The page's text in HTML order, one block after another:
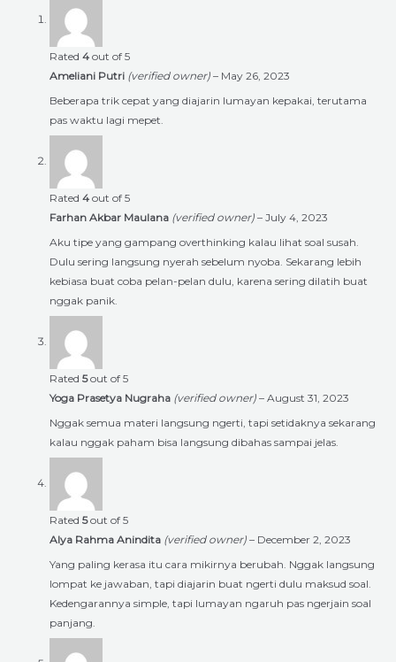
Rated 4 out of 5
Ameliani Putri (verified owner) – May 26, 2023
Beberapa trik cepat yang diajarin lumayan kepakai, terutama
pas waktu lagi mepet.
Rated 4 out of 5
Farhan Akbar Maulana (verified owner) – July 4, 2023
Aku tipe yang gampang overthinking kalau lihat soal susah.
Dulu sering langsung nyerah sebelum nyoba. Sekarang lebih
kebiasa buat coba pelan-pelan dulu, karena sering dilatih buat
nggak panik.
Rated 5out of 5
Yoga Prasetya Nugraha (verified owner) – August 31, 2023
Nggak semua materi langsung ngerti, tapi setidaknya sekarang
kalau nggak paham bisa langsung dibahas sampai jelas.
Rated 5out of 5
Alya Rahma Anindita (verified owner) – December 2, 2023
Yang paling kerasa itu cara mikirnya berubah. Nggak langsung
lompat ke jawaban, tapi diajarin buat ngerti dulu maksud soal.
Kedengarannya simple, tapi lumayan ngaruh pas ngerjain soal
panjang.